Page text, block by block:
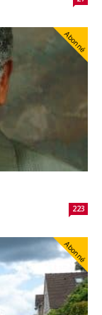
Abonné
223
Abonné